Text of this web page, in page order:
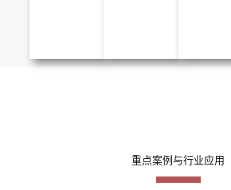
重点案例与行业应用